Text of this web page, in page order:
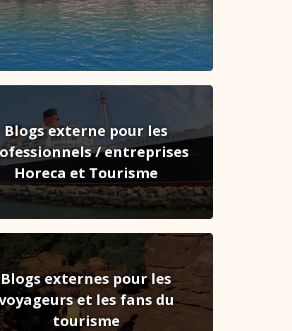
Blogs externe pour les
/ entreprises
Horeca et Tourisme
Blogs externes pour les
et les fans du
tourisme